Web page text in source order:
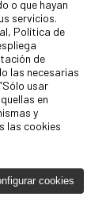
o que hayan
servicios.
Política de
de
las necesarias
usar
en
y
las cookies
cookies